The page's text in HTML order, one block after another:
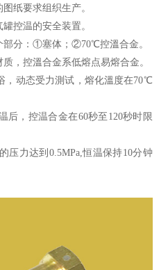
纸要求组织生产。
控温的安全装置。
分：①塞体；②70℃控溫合金。
控溫合金系低熔点易熔合金。
，动态受力測试，熔化溫度在70℃
，控温合金在60秒至120秒时限
力达到0.5MPa,恒温保持10分钟